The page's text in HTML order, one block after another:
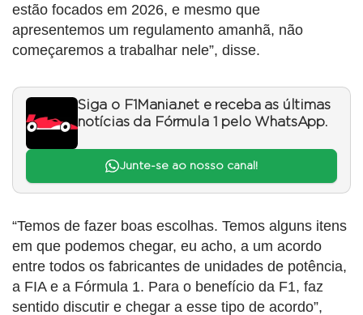
estão focados em 2026, e mesmo que
apresentemos um regulamento amanhã, não
começaremos a trabalhar nele”, disse.
Siga o F1Mania.net e receba as últimas
notícias da Fórmula 1 pelo WhatsApp.
Junte-se ao nosso canal!
“Temos de fazer boas escolhas. Temos alguns itens
em que podemos chegar, eu acho, a um acordo
entre todos os fabricantes de unidades de potência,
a FIA e a Fórmula 1. Para o benefício da F1, faz
sentido discutir e chegar a esse tipo de acordo”,